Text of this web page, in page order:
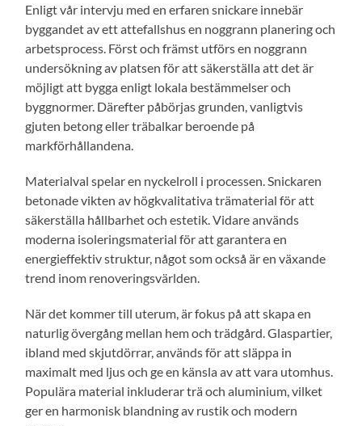
Enligt vår intervju med en erfaren snickare innebär
byggandet av ett attefallshus en noggrann planering och
arbetsprocess. Först och främst utförs en noggrann
undersökning av platsen för att säkerställa att det är
möjligt att bygga enligt lokala bestämmelser och
byggnormer. Därefter påbörjas grunden, vanligtvis
gjuten betong eller träbalkar beroende på
markförhållandena.
Materialval spelar en nyckelroll i processen. Snickaren
betonade vikten av högkvalitativa trämaterial för att
säkerställa hållbarhet och estetik. Vidare används
moderna isoleringsmaterial för att garantera en
energieffektiv struktur, något som också är en växande
trend inom renoveringsvärlden.
När det kommer till uterum, är fokus på att skapa en
naturlig övergång mellan hem och trädgård. Glaspartier,
ibland med skjutdörrar, används för att släppa in
maximalt med ljus och ge en känsla av att vara utomhus.
Populära material inkluderar trä och aluminium, vilket
ger en harmonisk blandning av rustik och modern